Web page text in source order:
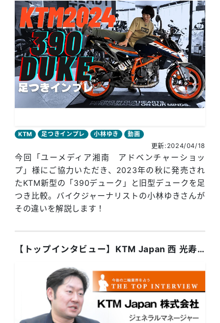
KTM 足つきインプレ 小林ゆき
動画
更新:2024/04/18
今回「ユーメディア湘南 アドベンチャーショッ
プ」様にご協力いただき、2023年の秋に発売され
たKTM新型の「390デューク」と旧型デュークを足
つき比較。バイクジャーナリストの小林ゆきさんが
その違いを解説します！
【トップインタビュー】KTM Japan 西 光寿 ゼネラルマネージャー